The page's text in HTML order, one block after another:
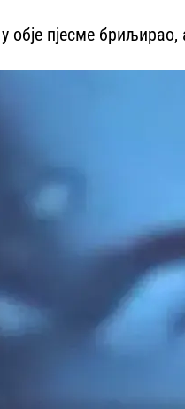
пјесме бриљирао,